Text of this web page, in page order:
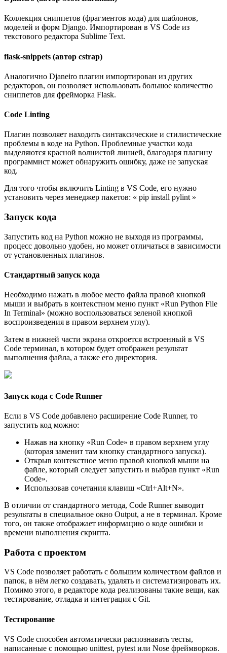
Коллекция сниппетов (фрагментов кода) для шаблонов,
моделей и форм Django. Импортирован в VS Code из
текстового редактора Sublime Text.
flask-snippets (автор cstrap)
Аналогично Djaneiro плагин импортирован из других
редакторов, он позволяет использовать большое количество
сниппетов для фрейморка Flask.
Code Linting
Плагин позволяет находить синтаксические и стилистические
проблемы в коде на Python. Проблемные участки кода
выделяются красной волнистой линией, благодаря плагину
программист может обнаружить ошибку, даже не запуская
код.
Для того чтобы включить Linting в VS Code, его нужно
установить через менеджер пакетов: « pip install pylint »
Запуск кода
Запустить код на Python можно не выходя из программы,
процесс довольно удобен, но может отличаться в зависимости
от установленных плагинов.
Стандартный запуск кода
Необходимо нажать в любое место файла правой кнопкой
мыши и выбрать в контекстном меню пункт «Run Python File
In Terminal» (можно воспользоваться зеленой кнопкой
воспроизведения в правом верхнем углу).
Затем в нижней части экрана откроется встроенный в VS
Code терминал, в котором будет отображен результат
выполнения файла, а также его директория.
Запуск кода с Code Runner
Если в VS Code добавлено расширение Code Runner, то
запустить код можно:
Нажав на кнопку «Run Code» в правом верхнем углу
(которая заменит там кнопку стандартного запуска).
Открыв контекстное меню правой кнопкой мыши на
файле, который следует запустить и выбрав пункт «Run
Code».
Использовав сочетания клавиш «Ctrl+Alt+N».
В отличии от стандартного метода, Code Runner выводит
результаты в специальное окно Output, а не в терминал. Кроме
того, он также отображает информацию о коде ошибки и
времени выполнения скрипта.
Работа с проектом
VS Code позволяет работать с большим количеством файлов и
папок, в нём легко создавать, удалять и систематизировать их.
Помимо этого, в редакторе кода реализованы такие вещи, как
тестирование, отладка и интеграция с Git.
Тестирование
VS Code способен автоматически распознавать тесты,
написанные с помощью unittest, pytest или Nose фреймворков.